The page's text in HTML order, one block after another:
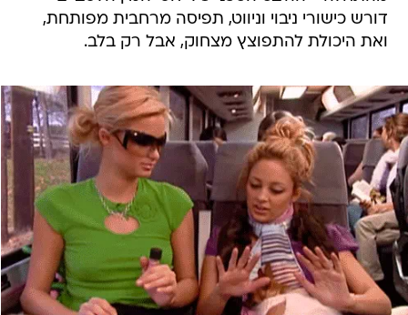
דורש כישורי ניבוי וניווט, תפיסה מרחבית מפותחת,
ואת היכולת להתפוצץ מצחוק, אבל רק בלב.